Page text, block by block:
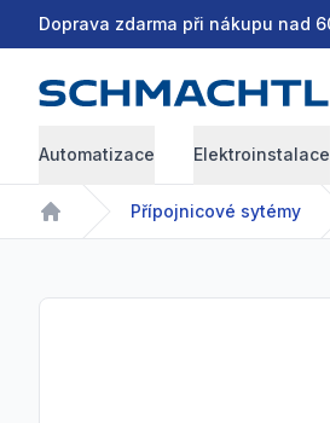
Doprava zdarma při nákupu nad
Automatizace Elektroinstalace
Home
Přípojnicové sytémy